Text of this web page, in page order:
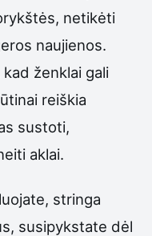
netikėti
naujienos.
ženklai gali
reiškia
sustoti,
aklai.
stringa
susipykstate dėl